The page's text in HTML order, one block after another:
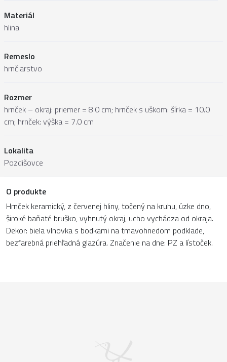
Materiál
hlina
Remeslo
hrnčiarstvo
Rozmer
hrnček – okraj: priemer = 8.0 cm; hrnček s uškom: šírka = 10.0
cm; hrnček: výška = 7.0 cm
Lokalita
Pozdišovce
O produkte
Hrnček keramický, z červenej hliny, točený na kruhu, úzke dno,
široké baňaté bruško, vyhnutý okraj, ucho vychádza od okraja.
Dekor: biela vlnovka s bodkami na tmavohnedom podklade,
bezfarebná priehľadná glazúra. Značenie na dne: PZ a lístoček.